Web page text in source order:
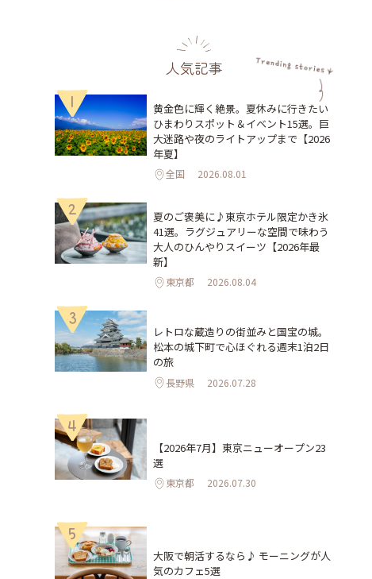
人気記事
1
黄金色に輝く絶景。夏休みに行きたい
ひまわりスポット＆イベント15選。巨
大迷路や夜のライトアップまで【2026
年夏】
全国 2026.08.01
2
夏のご褒美に♪東京ホテル限定かき氷
41選。ラグジュアリーな空間で味わう
大人のひんやりスイーツ【2026年最
新】
東京都 2026.08.04
3
レトロな蔵造りの街並みと国宝の城。
松本の城下町で心ほぐれる週末1泊2日
の旅
長野県 2026.07.28
4
【2026年7月】東京ニューオープン23
選
東京都 2026.07.30
5
大阪で朝活するなら♪ モーニングが人
気のカフェ5選